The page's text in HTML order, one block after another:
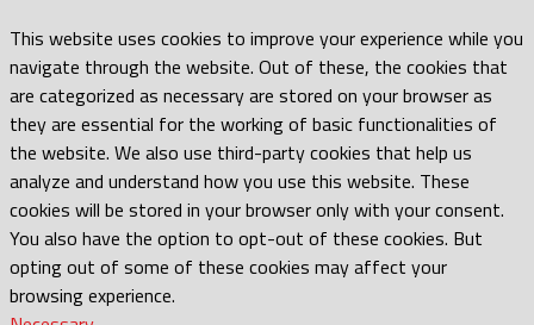
This website uses cookies to improve your experience while you
navigate through the website. Out of these, the cookies that
are categorized as necessary are stored on your browser as
they are essential for the working of basic functionalities of
the website. We also use third-party cookies that help us
analyze and understand how you use this website. These
cookies will be stored in your browser only with your consent.
You also have the option to opt-out of these cookies. But
opting out of some of these cookies may affect your
browsing experience.